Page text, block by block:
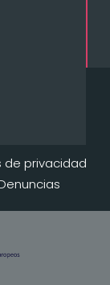
de privacidad